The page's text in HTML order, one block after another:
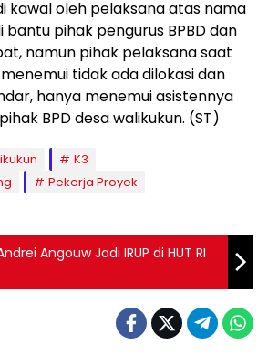
kawal oleh pelaksana atas nama
bantu pihak pengurus BPBD dan
namun pihak pelaksana saat
tidak ada dilokasi dan
hanya menemui asistennya
BPD desa walikukun. (ST)
K3
Pekerja Proyek
Angouw Jadi IRUP di HUT RI